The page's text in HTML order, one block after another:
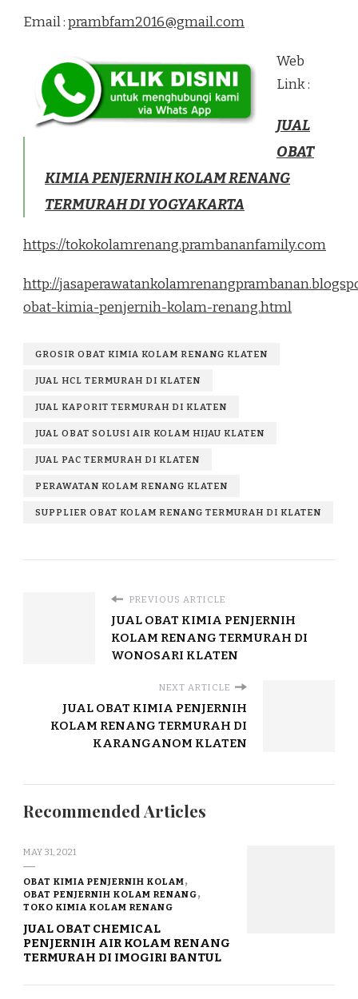
Email :prambfam2016@gmail.com
Web
Link :
JUAL
OBAT
KIMIA PENJERNIH KOLAM RENANG
TERMURAH DI YOGYAKARTA
https://tokokolamrenang.prambananfamily.com
http://
obat-kimia-penjernih-kolam-renang.html
GROSIR OBAT KIMIA KOLAM RENANG KLATEN
JUAL HCL TERMURAH DI KLATEN
JUAL KAPORIT TERMURAH DI KLATEN
JUAL OBAT SOLUSI AIR KOLAM HIJAU KLATEN
JUAL PAC TERMURAH DI KLATEN
PERAWATAN KOLAM RENANG KLATEN
SUPPLIER OBAT KOLAM RENANG TERMURAH DI KLATEN
PREVIOUS ARTICLE
JUAL OBAT KIMIA PENJERNIH
KOLAM RENANG TERMURAH DI
WONOSARI KLATEN
NEXT ARTICLE
JUAL OBAT KIMIA PENJERNIH
KOLAM RENANG TERMURAH DI
KARANGANOM KLATEN
Recommended Articles
MAY 31, 2021
OBAT KIMIA PENJERNIH KOLAM
OBAT PENJERNIH KOLAM RENANG
TOKO KIMIA KOLAM RENANG
JUAL OBAT CHEMICAL
PENJERNIH AIR KOLAM RENANG
TERMURAH DI IMOGIRI BANTUL